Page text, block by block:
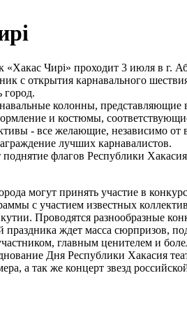
«Хакас Чирi» проходит 3 июля в г.
с открытия карнавального
город.
колонны,
и костюмы,
- все желающие, независимо
лучших карнавалистов.
поднятие флагов Республики
могут принять участие в
с участием известных
Проводятся разнообразные
праздника ждет масса сюрпризов,
главным ценителем и
Дня Республики Хакасия
а так же концерт звезд